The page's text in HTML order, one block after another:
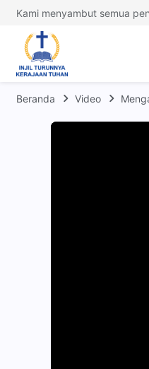
Kami menyambut semua
Beranda Video